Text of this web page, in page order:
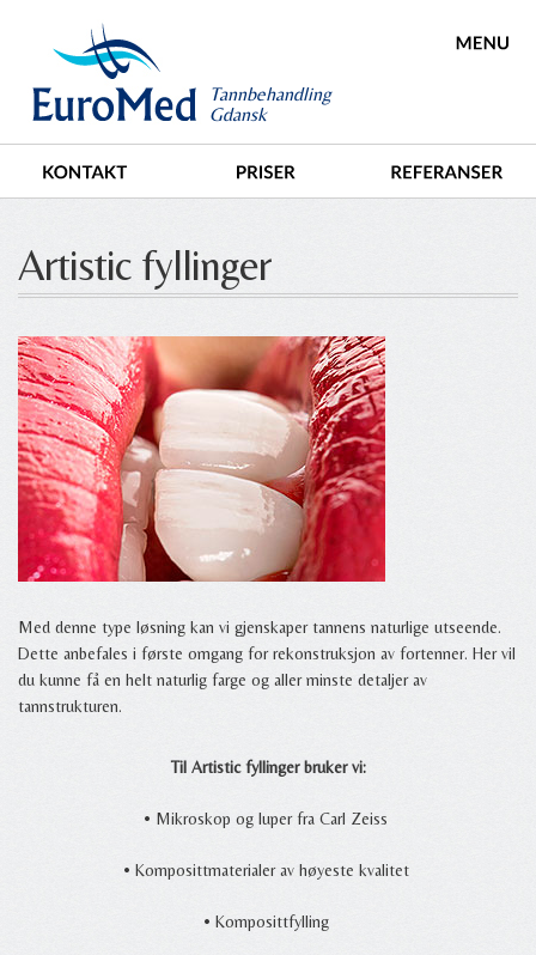
Artistic fyllinger
Med denne type løsning kan vi gjenskaper tannens naturlige utseende.
Dette anbefales i første omgang for rekonstruksjon av fortenner. Her vil
du kunne få en helt naturlig farge og aller minste detaljer av
tannstrukturen.
Til Artistic fyllinger bruker vi:
• Mikroskop og luper fra Carl Zeiss
• Komposittmaterialer av høyeste kvalitet
• Komposittfylling
Tannbehandling
Gdansk